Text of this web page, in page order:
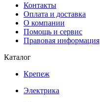
Контакты
Оплата и доставка
О компании
Помощь и сервис
Правовая информация
Каталог
Крепеж
Электрика